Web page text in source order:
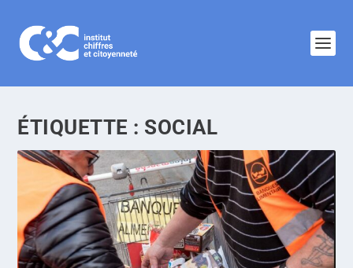
ÉTIQUETTE : SOCIAL